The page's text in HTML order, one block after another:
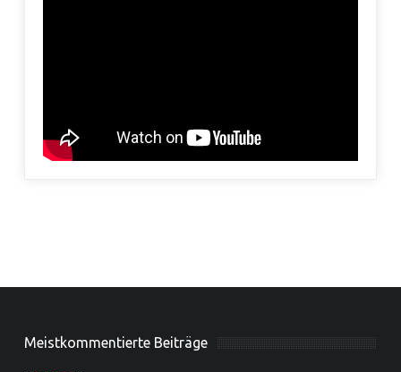
Meistkommentierte Beiträge